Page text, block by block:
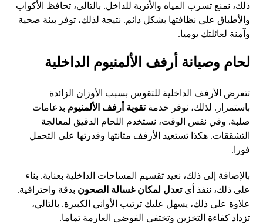
ذلك، نمنع تسرب المياه والأتربة للداخل. بالتالي، تحافظ الأكواب
والأطباق على نظافتها بشكل دائم. نتيجة لذلك، توفر بيئة صحية
وآمنة لعائلتك يوميا.
لحام وصيانة أرفف الألمنيوم الداخلية
تتعرض الأرفف الداخلية للتقوس بسبب الأوزان الزائدة
باستمرار. لذلك، نوفر خدمةتقوية أرفف الألمنيوم بدعامات
صلبة. وفي نفس الوقت، نستخدم اللحام الدقيق لمعالجة
التشققات. هكذا تستعيد الأرفف متانتها وقدرتها على التحمل
فورا.
بالإضافة إلى ذلك، نعيد تقسيم المساحات الداخلية بعناية. بناء
على ذلك، ننفذ أيتعدل لمكان غسالة الصحون بدقة واحترافية.
علاوة على ذلك، يسهل عليك ترتيب الأواني الكبيرة. بالتالي،
تزداد كفاءة التخزين وتختفي الفوضى العارمة تماما.